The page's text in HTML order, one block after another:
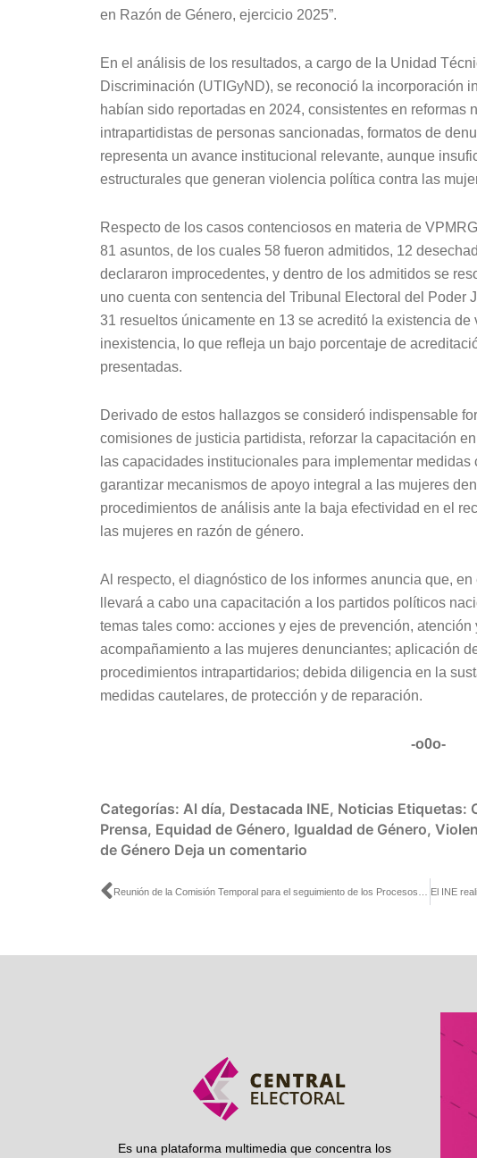
en Razón de Género, ejercicio 2025”.
En el análisis de los resultados, a cargo de la Unidad
Discriminación (UTIGyND), se reconoció la incorporación
habían sido reportadas en 2024, consistentes en reformas
intrapartidistas de personas sancionadas, formatos de
representa un avance institucional relevante, aunque
estructurales que generan violencia política contra las
Respecto de los casos contenciosos en materia de
81 asuntos, de los cuales 58 fueron admitidos, 12
declararon improcedentes, y dentro de los admitidos se
uno cuenta con sentencia del Tribunal Electoral del Poder
31 resueltos únicamente en 13 se acreditó la existencia
inexistencia, lo que refleja un bajo porcentaje de
presentadas.
Derivado de estos hallazgos se consideró indispensable
comisiones de justicia partidista, reforzar la capacitación
las capacidades institucionales para implementar
garantizar mecanismos de apoyo integral a las mujeres
procedimientos de análisis ante la baja efectividad en el
las mujeres en razón de género.
Al respecto, el diagnóstico de los informes anuncia que,
llevará a cabo una capacitación a los partidos políticos
temas tales como: acciones y ejes de prevención,
acompañamiento a las mujeres denunciantes; aplicación
procedimientos intrapartidarios; debida diligencia en la
medidas cautelares, de protección y de reparación.
-o0o-
Categorías: Al día, Destacada INE, Noticias Etiquetas:
Prensa, Equidad de Género, Igualdad de Género,
de Género Deja un comentario
Ant
Es una plataforma multimedia que concentra los